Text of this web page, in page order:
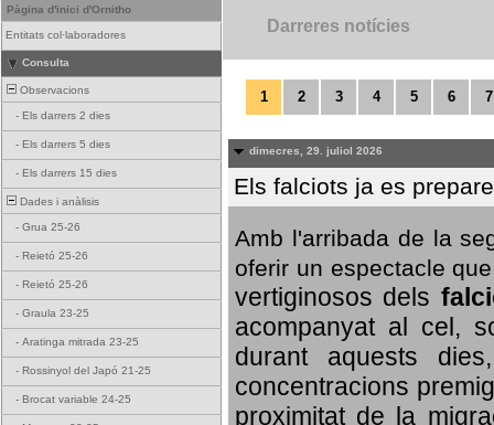
Pàgina d'inici d'Ornitho
Entitats col·laboradores
Consulta
Observacions
- Els darrers 2 dies
- Els darrers 5 dies
- Els darrers 15 dies
Dades i anàlisis
- Grua 25-26
- Reietó 25-26
- Reietó 25-26
- Graula 23-25
- Aratinga mitrada 23-25
- Rossinyol del Japó 21-25
- Brocat variable 24-25
Darreres notícies
1 2 3 4 5 6 7
dimecres, 29. juliol 2026
Els falciots ja es
Amb l'arribada de la
oferir un espectacle
vertiginosos dels
acompanyat al cel,
durant aquests
concentracions
proximitat de la